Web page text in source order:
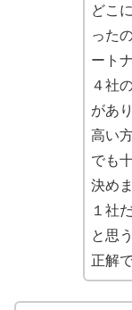
どこ
った
ート
４社
があ
高い
でも
決め
１社
と思
正解